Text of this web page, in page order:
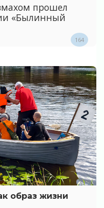
прошел
«Былинный
164
образ жизни